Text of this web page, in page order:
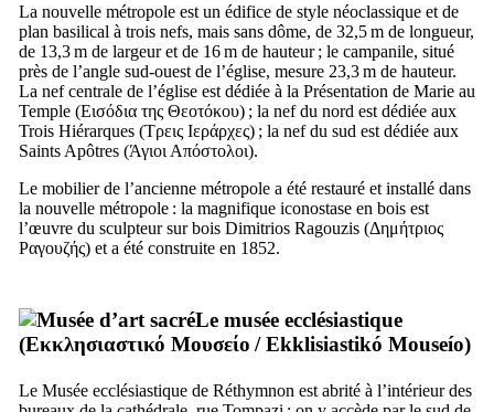
La nouvelle métropole est un édifice de style néoclassique et de
plan basilical à trois nefs, mais sans dôme, de 32,5 m de longueur,
de 13,3 m de largeur et de 16 m de hauteur ; le campanile, situé
près de l’angle sud-ouest de l’église, mesure 23,3 m de hauteur.
La nef centrale de l’église est dédiée à la Présentation de Marie au
Temple (Εισόδια της Θεοτόκου) ; la nef du nord est dédiée aux
Trois Hiérarques (Τρεις Ιεράρχες) ; la nef du sud est dédiée aux
Saints Apôtres (Άγιοι Απόστολοι).
Le mobilier de l’ancienne métropole a été restauré et installé dans
la nouvelle métropole : la magnifique iconostase en bois est
l’œuvre du sculpteur sur bois Dimitrios Ragouzis (Δημήτριος
Ραγουζής) et a été construite en 1852.
Le musée ecclésiastique
(Εκκλησιαστικό Μουσείο /Ekklisiastikó Mouseío)
Le Musée ecclésiastique de Réthymnon est abrité à l’intérieur des